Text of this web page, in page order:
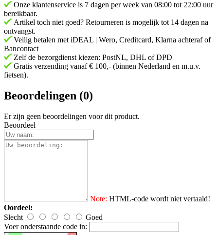
Onze klantenservice is 7 dagen per week van 08:00 tot 22:00 uur
bereikbaar.
Artikel toch niet goed? Retourneren is mogelijk tot 14 dagen na
ontvangst.
Veilig betalen met iDEAL | Wero, Creditcard, Klarna achteraf of
Bancontact
Zelf de bezorgdienst kiezen: PostNL, DHL of DPD
Gratis verzending vanaf € 100,- (binnen Nederland en m.u.v.
fietsen).
Beoordelingen (0)
Er zijn geen beoordelingen voor dit product.
Beoordeel
Note: HTML-code wordt niet vertaald!
Oordeel:
Slecht
Goed
Voer onderstaande code in: